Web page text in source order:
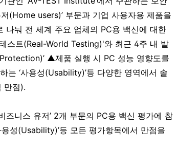
(Home users)’ 부문과 기업 사용자용 제품을
나눠 전 세계 주요 업체의 PC용 백신에 대한
스트(Real-World Testing)'와 최근 4주 내 발
’ ▲제품 실행 시 PC 성능 영향도를
는 ‘사용성(Usability)’등 다양한 영역에서 솔
만점).
즈니스 유저’ 2개 부문의 PC용 백신 평가에 참
용성(Usability)’등 모든 평가항목에서 만점을